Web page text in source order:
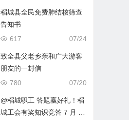
稻城县全民免费肺结核筛查
告知书
07/24
617
致全县父老乡亲和广大游客
朋友的一封信
07/20
780
@稻城职工 答题赢好礼！稻
城工会有奖知识竞答 7 月 15